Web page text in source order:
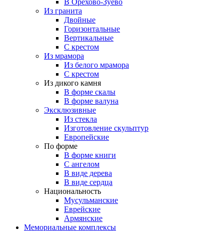
В Орехово-Зуево
Из гранита
Двойные
Горизонтальные
Вертикальные
С крестом
Из мрамора
Из белого мрамора
С крестом
Из дикого камня
В форме скалы
В форме валуна
Эксклюзивные
Из стекла
Изготовление скульптур
Европейские
По форме
В форме книги
С ангелом
В виде дерева
В виде сердца
Национальность
Мусульманские
Еврейские
Армянские
Мемориальные комплексы